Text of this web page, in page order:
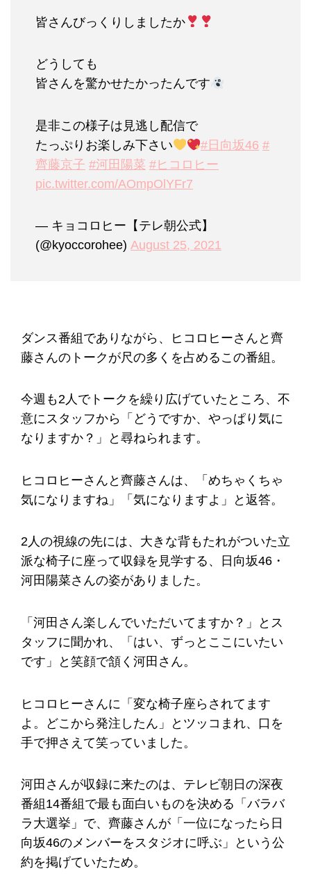
皆さんびっくりしましたか
どうしても
皆さんを驚かせたかったんです
是非この様子は見逃し配信で
たっぷりお楽しみ下さい
#日向坂46 #
齊藤京子 #河田陽菜 #ヒコロヒー
pic.twitter.com/AOmpOlYFr7
— キョコロヒー【テレ朝公式】
(@kyoccorohee) August 25, 2021
ダンス番組でありながら、ヒコロヒーさんと齊
藤さんのトークが尺の多くを占めるこの番組。
今週も2人でトークを繰り広げていたところ、不
意にスタッフから「どうですか、やっぱり気に
なりますか？」と尋ねられます。
ヒコロヒーさんと齊藤さんは、「めちゃくちゃ
気になりますね」「気になりますよ」と返答。
2人の視線の先には、大きな背もたれがついた立
派な椅子に座って収録を見学する、日向坂46・
河田陽菜さんの姿がありました。
「河田さん楽しんでいただいてますか？」とス
タッフに聞かれ、「はい、ずっとここにいたい
です」と笑顔で頷く河田さん。
ヒコロヒーさんに「変な椅子座らされてます
よ。どこから発注したん」とツッコまれ、口を
手で押さえて笑っていました。
河田さんが収録に来たのは、テレビ朝日の深夜
番組14番組で最も面白いものを決める「バラバ
ラ大選挙」で、齊藤さんが「一位になったら日
向坂46のメンバーをスタジオに呼ぶ」という公
約を掲げていたため。